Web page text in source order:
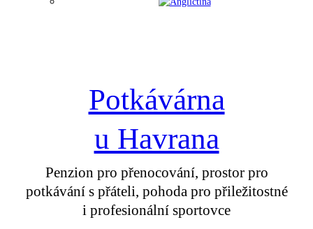
Potkávárna
u Havrana
Penzion pro přenocování, prostor pro
potkávání s přáteli, pohoda pro přiležitostné
i profesionální sportovce